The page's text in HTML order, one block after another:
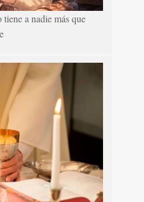
a nadie más que